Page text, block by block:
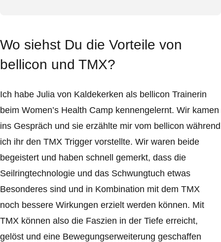
Wo siehst Du die Vorteile von
bellicon und TMX?
Ich habe Julia von Kaldekerken als bellicon Trainerin
beim Women’s Health Camp kennengelernt. Wir kamen
ins Gespräch und sie erzählte mir vom bellicon während
ich ihr den TMX Trigger vorstellte. Wir waren beide
begeistert und haben schnell gemerkt, dass die
Seilringtechnologie und das Schwungtuch etwas
Besonderes sind und in Kombination mit dem TMX
noch bessere Wirkungen erzielt werden können. Mit
TMX können also die Faszien in der Tiefe erreicht,
gelöst und eine Bewegungserweiterung geschaffen